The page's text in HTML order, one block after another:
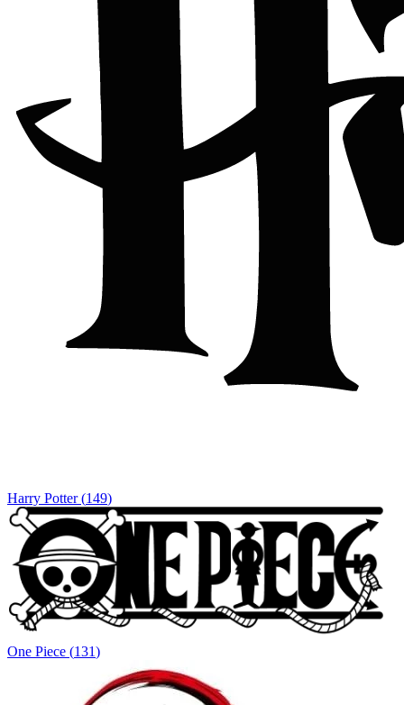
Harry Potter (149)
One Piece (131)